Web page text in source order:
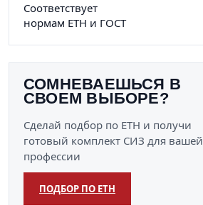
Соответствует
нормам ЕТН и ГОСТ
СОМНЕВАЕШЬСЯ В
СВОЕМ ВЫБОРЕ?
Сделай подбор по ЕТН и получи
готовый комплект СИЗ для вашей
профессии
ПОДБОР ПО ЕТН